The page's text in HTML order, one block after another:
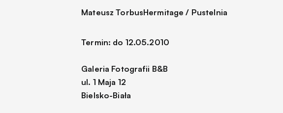
Mateusz TorbusHermitage / Pustelnia
Termin: do 12.05.2010
Galeria Fotografii B&B
ul. 1 Maja 12
Bielsko-Biała